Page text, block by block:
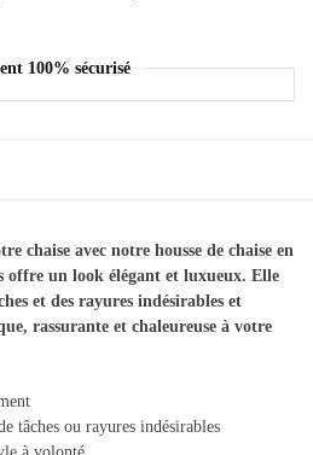
100% sécurisé
chaise avec notre housse de chaise en
un look élégant et luxueux. Elle
et des rayures indésirables et
rassurante et chaleureuse à votre
tâches ou rayures indésirables